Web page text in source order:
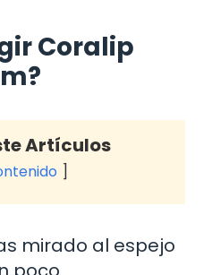
Coralip
Artículos
mirado al espejo